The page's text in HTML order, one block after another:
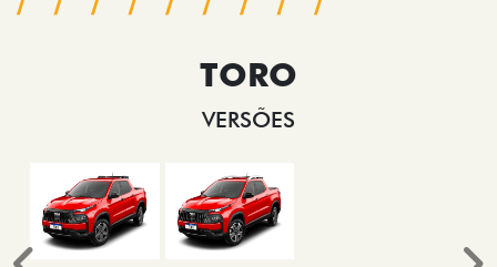
TORO
VERSÕES